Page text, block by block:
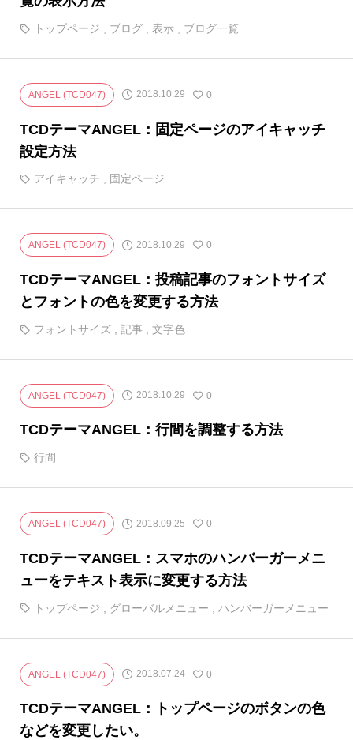
トップページ ブログ 表示 ブログ一覧
ANGEL (TCD047) 2018.10.29 0
TCDテーマANGEL：固定ページのアイキャッチ
設定方法
アイキャッチ , 固定ページ
ANGEL (TCD047) 2018.10.29 0
TCDテーマANGEL：投稿記事のフォントサイズ
とフォントの色を変更する方法
フォントサイズ 記事 文字色
ANGEL (TCD047) 2018.10.29 0
TCDテーマANGEL：行間を調整する方法
行間
ANGEL (TCD047) 2018.09.25 0
TCDテーマANGEL：スマホのハンバーガーメニ
ューをテキスト表示に変更する方法
トップページ グローバルメニュー ハンバーガーメニュー
ANGEL (TCD047) 2018.07.24 0
TCDテーマANGEL：トップページのボタンの色
などを変更したい。